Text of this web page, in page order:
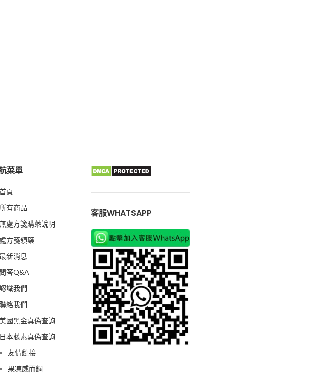
菜單
頁
所有商品
處方箋購藥說明
處方箋領藥
新消息
問答Q&A
識我們
絡我們
國黑金真偽查詢
日本藤素真偽查詢
友情鏈接
果凍威而鋼
客服WHATSAPP